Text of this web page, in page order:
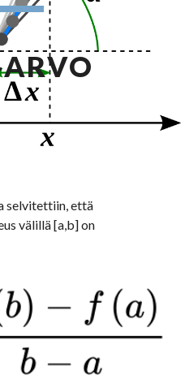
selvitettiin, että
välillä [a,b] on